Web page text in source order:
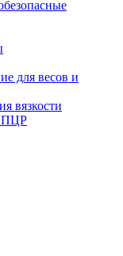
для весов и
вязкости
ПЦР